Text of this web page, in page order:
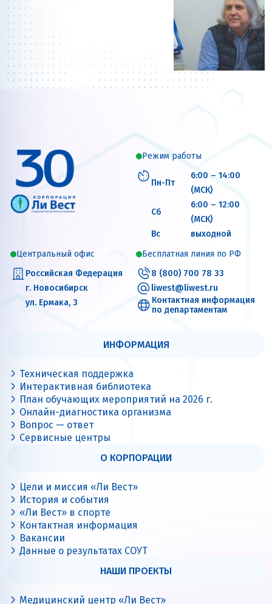
Режим работы
Пн-Пт
6:00 – 14:00
(МСК)
Сб
6:00 – 12:00
(МСК)
Вс
выходной
Центральный офис
Российская Федерация
г. Новосибирск
ул. Ермака, 3
Бесплатная линия по РФ
8 (800) 700 78 33
liwest@liwest.ru
Контактная информация
по департаментам
ИНФОРМАЦИЯ
Техническая поддержка
Интерактивная библиотека
План обучающих мероприятий на 2026 г.
Онлайн-диагностика организма
Вопрос — ответ
Сервисные центры
О КОРПОРАЦИИ
Цели и миссия «Ли Вест»
История и события
«Ли Вест» в спорте
Контактная информация
Вакансии
Данные о результатах СОУТ
НАШИ ПРОЕКТЫ
Медицинский центр «Ли Вест»